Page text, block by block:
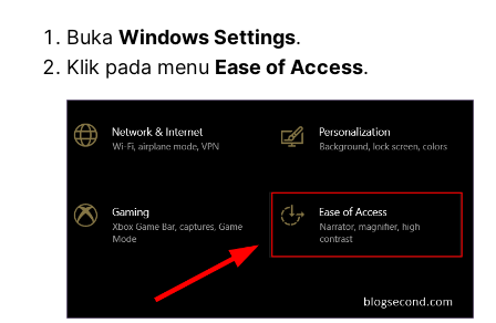
Buka Windows Settings.
Klik pada menu Ease of Access.